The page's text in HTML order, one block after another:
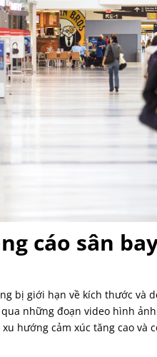
cáo sân
bị giới hạn về kích thước và
những đoạn video hình
hướng cảm xúc tăng cao và